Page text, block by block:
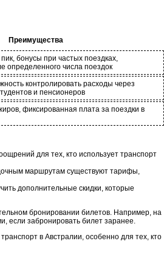
Преимущества
бонусы при частых поездках,
определенного числа поездок
контролировать расходы через
и пенсионеров
фиксированная плата за поездки в
для тех, кто использует транспорт
маршрутам существуют тарифы,
дополнительные скидки, которые
бронировании билетов. Например, на
если забронировать билет заранее.
в Австралии, особенно для тех, кто